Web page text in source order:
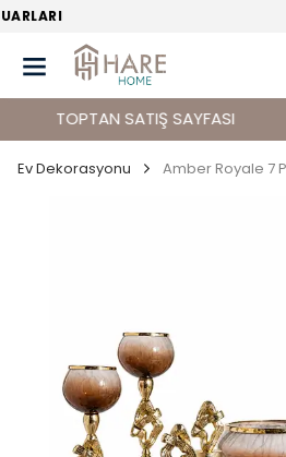
TOPTAN EV
TOPTAN SATIŞ SAYFASI
Ev Dekorasyonu Amber Royale 7